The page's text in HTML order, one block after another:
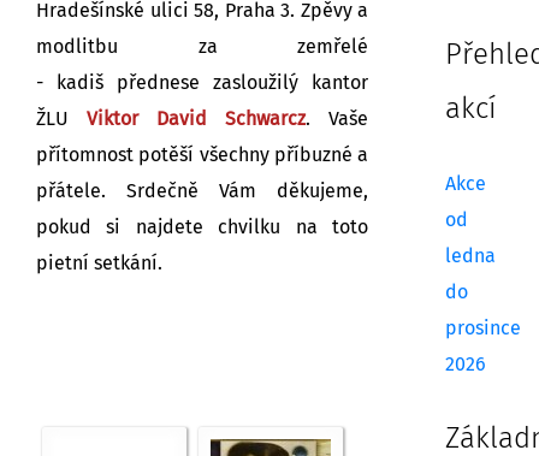
Hradešínské ulici 58, Praha 3. Zpěvy a
modlitbu za zemřelé
- kadiš přednese zasloužilý kantor
ŽLU Viktor David Schwarcz. Vaše
přítomnost potěší všechny příbuzné a
přátele. Srdečně Vám děkujeme,
pokud si najdete chvilku na toto
pietní setkání.
akcí
Akce
od
ledna
do
prosince
2026